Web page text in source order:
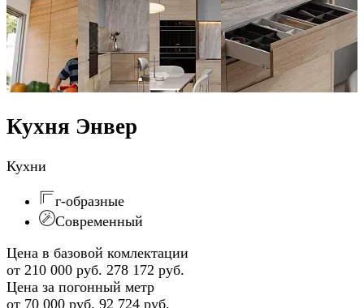
Кухня Энвер
Кухни
г-образные
Современный
Цена в базовой комлектации
от 210 000 руб. 278 172 руб.
Цена за погонный метр
от 70 000 руб. 92 724 руб.